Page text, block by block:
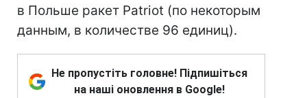
в Польше ракет Patriot (по некоторым
данным, в количестве 96 единиц).
Не пропустіть головне! Підпишіться
на наші оновлення в Google!